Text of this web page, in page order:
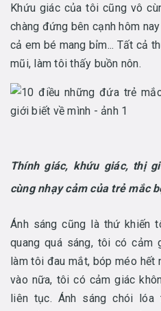
Khứu giác của tôi cũng vô
chàng đứng bên cạnh hôm
cả em bé mang bỉm... Tất cả
mũi, làm tôi thấy buồn nôn.
Thính giác, khứu giác, thị
cùng nhạy cảm của trẻ mắc
Ánh sáng cũng là thứ khiến
quang quá sáng, tôi có cảm
làm tôi đau mắt, bóp méo hết
vào nữa, tôi có cảm giác
liên tục. Ánh sáng chói